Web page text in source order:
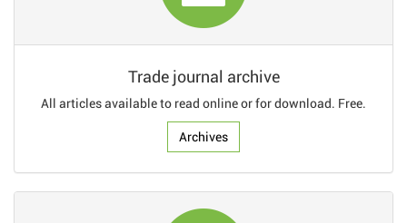
Trade journal archive
All articles available to read online or for download. Free.
Archives